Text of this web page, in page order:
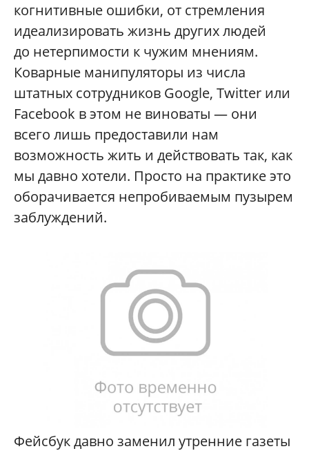
когнитивные ошибки, от стремления
идеализировать жизнь других людей
до нетерпимости к чужим мнениям.
Коварные манипуляторы из числа
штатных сотрудников Google, Twitter или
Facebook в этом не виноваты — они
всего лишь предоставили нам
возможность жить и действовать так, как
мы давно хотели. Просто на практике это
оборачивается непробиваемым пузырем
заблуждений.
Фейсбук давно заменил утренние газеты